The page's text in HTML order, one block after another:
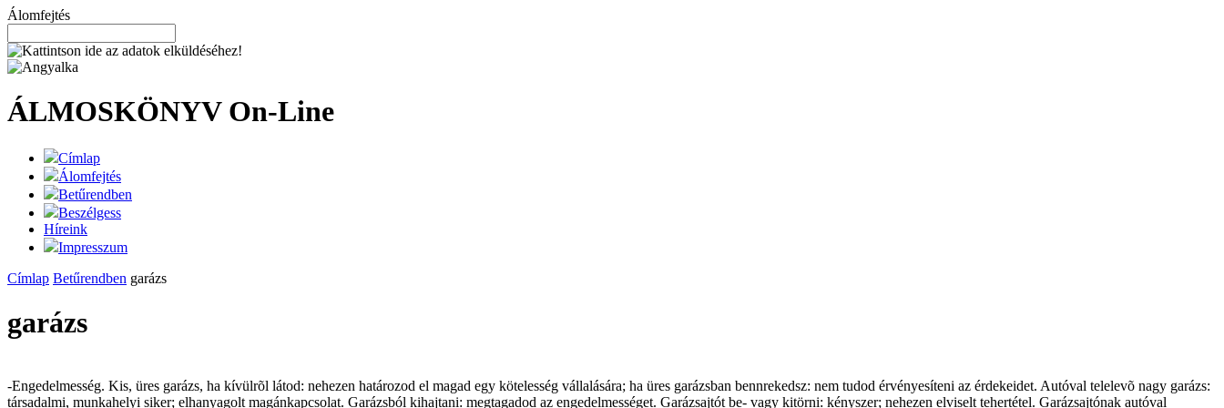
Álomfejtés
ÁLMOSKÖNYV On-Line
Címlap
Álomfejtés
Betűrendben
Beszélgess
Híreink
Impresszum
Címlap Betűrendben garázs
garázs
-Engedelmesség. Kis, üres garázs, ha kívülrõl látod: nehezen határozod el magad egy kötelesség vállalására; ha üres garázsban bennrekedsz: nem tudod érvényesíteni az érdekeidet. Autóval telelevõ nagy garázs:
társadalmi, munkahelyi siker; elhanyagolt magánkapcsolat. Garázsból kihajtani: megtagadod az engedelmességet. Garázsajtót be- vagy kitörni: kényszer; nehezen elviselt tehertétel. Garázsajtónak autóval